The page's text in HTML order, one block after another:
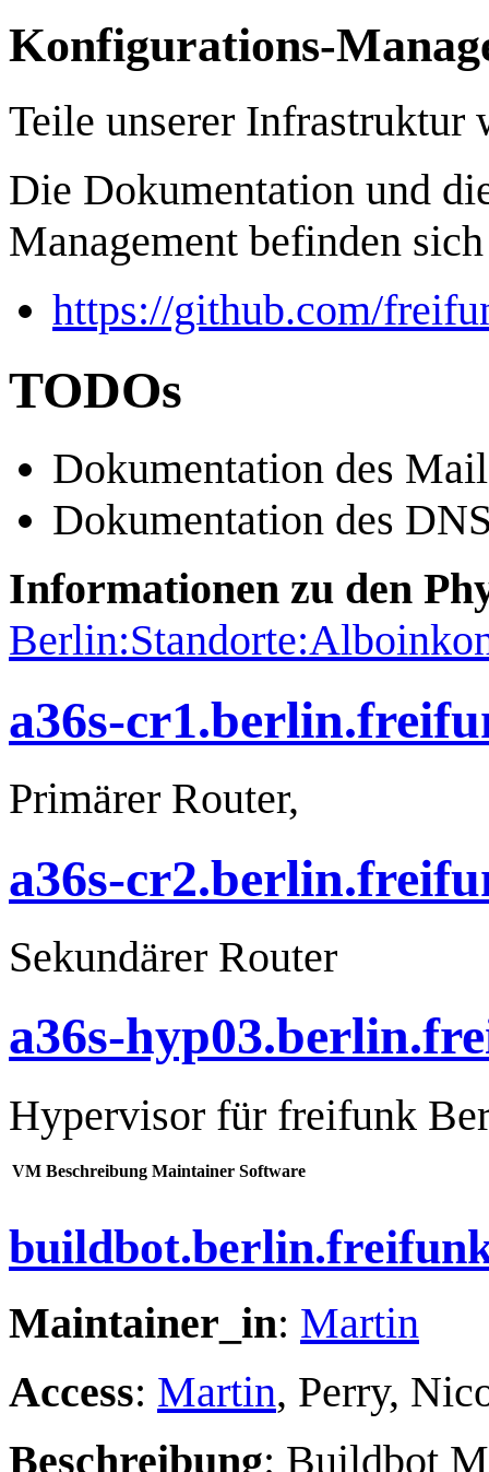
Konfigurations-
Teile unserer Infrastruktur
Die Dokumentation und
Management befinden
https://github.com/
TODOs
Dokumentation des
Dokumentation des
Informationen zu den
a36s-
Primärer Router,
a36s-
Sekundärer Router
a36s-
Hypervisor für freifunk
VM Beschreibung Maintainer Software
Maintainer_in: Martin
Access: Martin, Perry,
Beschreibung: Buildbot